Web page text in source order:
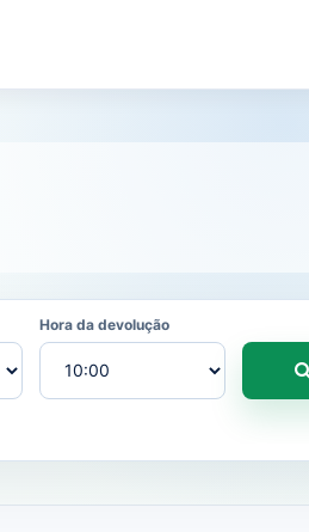
Hora da devolução